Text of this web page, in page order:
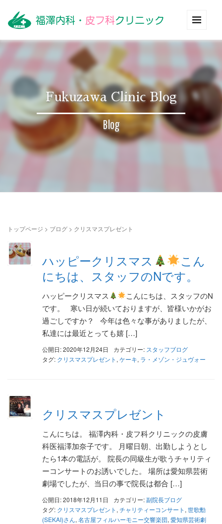
Fukuzawa Clinic Blog
Blog
トップページ > ブログ > クリスマスプレゼント
ハッピークリスマス
こん
にちは、スタッフのNです。
ハッピークリスマス
こんにちは、スタッフのN
です。 寒い日が続いておりますが、皆様いかがお
過ごしですか？ 今年は色々な事がありましたが、
私達には最近とっても嬉 […]
公開日: 2020年12月24日 カテゴリー: スタッフブログ
タグ: クリスマスプレゼント , ケーキ, ラ・メゾン・ジュヴォー
クリスマスプレゼント
こんにちは。 福澤内科・皮フ科クリニックの皮膚
科医福澤加奈子です。 月曜日朝、出勤しようとし
たら1本の電話が。 院長の同級生が歌うチャリティ
ーコンサートのお誘いでした。 場所は愛知県芸術
劇場でしたが、当日の事で院長は都合 […]
公開日: 2018年12月11日 カテゴリー:副院長ブログ
タグ: クリスマスプレゼント , チャリティーコンサート , 世歌勳
(SEKAI)さん, 名古屋フィルハーモニー交響楽団, 愛知県芸術劇